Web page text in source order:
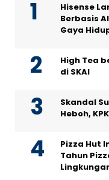
Hisense
Berbasis
Gaya
High Tea
di SKAI
Skandal
Heboh,
Pizza Hut
Tahun